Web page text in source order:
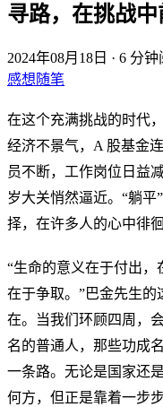
寻路，在挑战中
2024年08月18日 · 6 分钟
感想随笔
在这个充满挑战的时代
经济不景气，A 股基金
员不断，工作岗位日益
岁大关悄然逼近。“躺
择，在许多人的心中徘
“生命的意义在于付出
在于争取。”巴金先生
在。当我们环顾四周，
名的普通人，那些功成
一条路。无论是国家还
何方，但正是靠着一步